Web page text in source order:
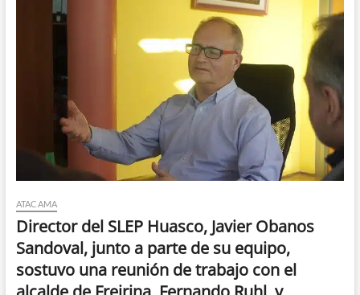
ATACAMA
Director del SLEP Huasco, Javier Obanos
Sandoval, junto a parte de su equipo,
sostuvo una reunión de trabajo con el